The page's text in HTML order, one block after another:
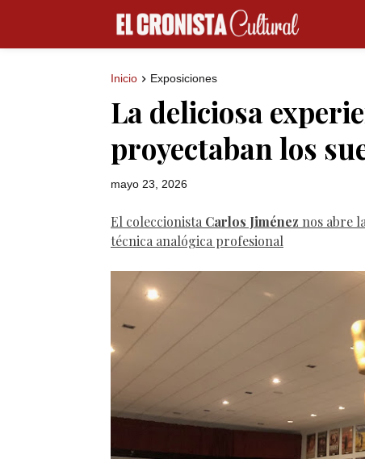
Inicio Exposiciones
La deliciosa
proyectaban los
mayo 23, 2026
El coleccionista Carlos Jiménez nos abre
técnica analógica profesional